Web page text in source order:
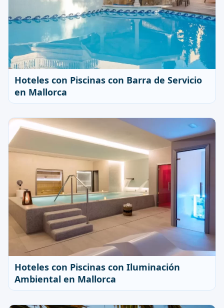
Hoteles con Piscinas con Barra de Servicio
en Mallorca
Hoteles con Piscinas con Iluminación
Ambiental en Mallorca